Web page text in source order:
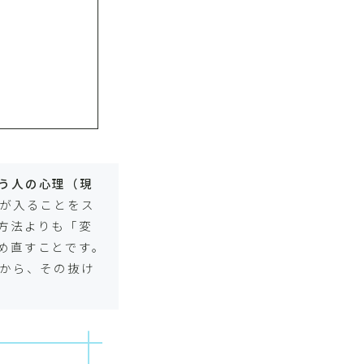
人の心理（現
入ることをス
法よりも「変
すことです。
ら、その抜け